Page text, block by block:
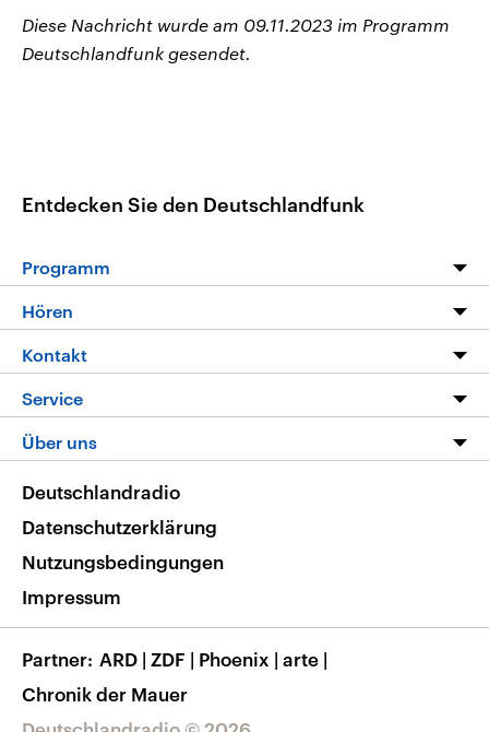
Diese Nachricht wurde am 09.11.2023 im Programm
Deutschlandfunk gesendet.
Entdecken Sie den Deutschlandfunk
Programm
Programm
Die Nachrichten
Nachrichtenleicht
Neue Beiträge auf dlf.de
Hören
Livestream
Podcasts
Deutschlandfunk App
Nachrichten App
Frequenzen
Kontakt
Hörerservice
Service
FAQ
Veranstaltungen
Musikliste
RSS
Über uns
Barrierefreiheit
Deutschlandradio
Datenschutzerklärung
Nutzungsbedingungen
Impressum
Partner ARD | ZDF | Phoenix | arte |
Chronik der Mauer